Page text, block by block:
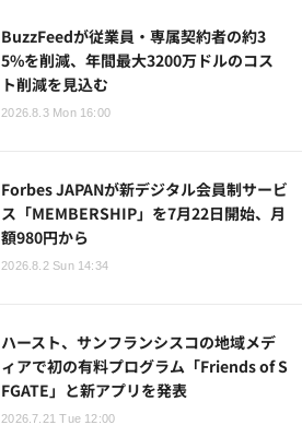
BuzzFeedが従業員・専属契約者の約3
5%を削減、年間最大3200万ドルのコス
ト削減を見込む
2026.8.3 Mon 16:00
Forbes JAPANが新デジタル会員制サービ
ス「MEMBERSHIP」を7月22日開始、月
額980円から
2026.8.2 Sun 14:34
ハースト、サンフランシスコの地域メデ
ィアで初の有料プログラム「Friends of S
FGATE」と新アプリを発表
2026.7.21 Tue 12:00